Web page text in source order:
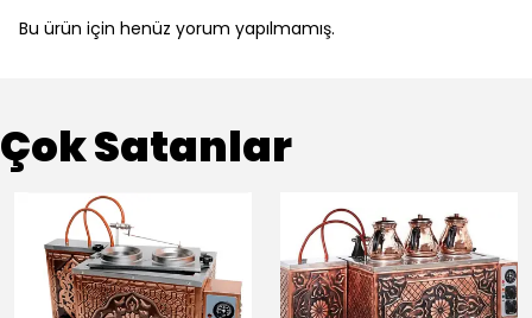
Bu ürün için henüz yorum yapılmamış.
Çok Satanlar